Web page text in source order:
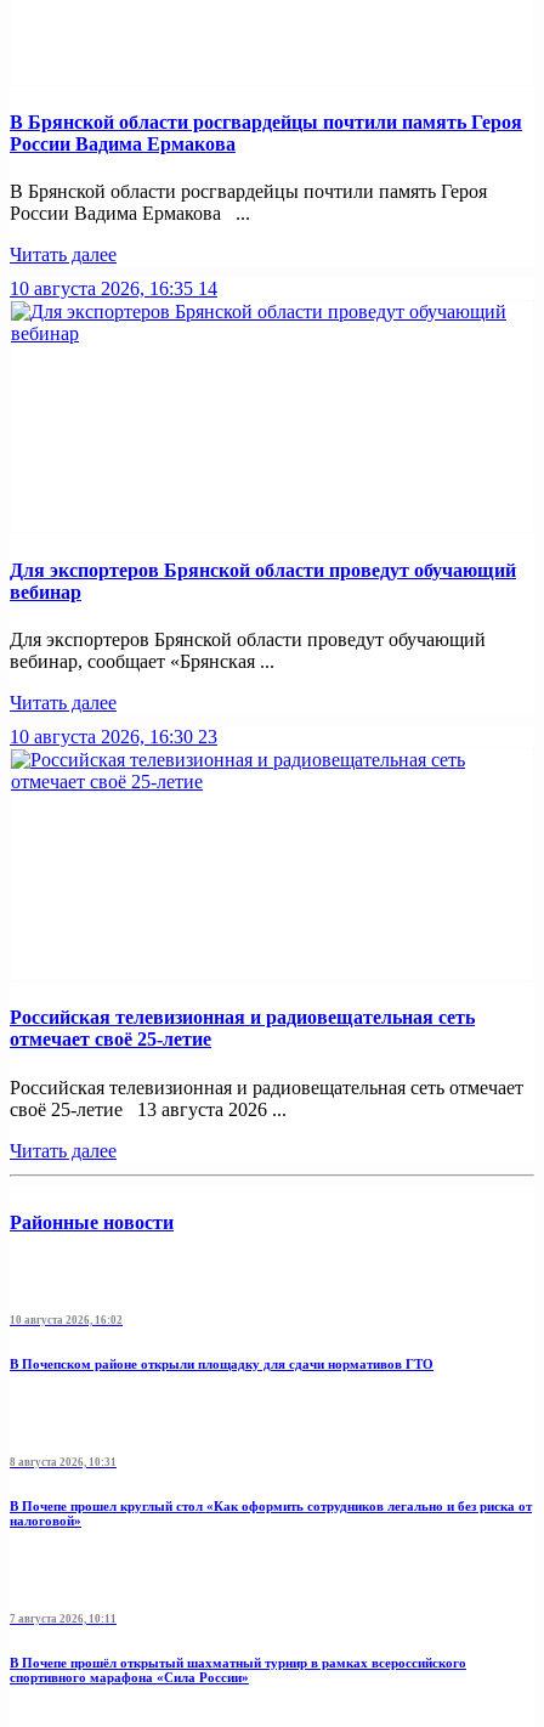
В Брянской области росгвардейцы почтили память Героя
России Вадима Ермакова
В Брянской области росгвардейцы почтили память Героя
России Вадима Ермакова ...
Читать далее
10 августа 2026, 16:35 14
Для экспортеров Брянской области проведут обучающий
вебинар
Для экспортеров Брянской области проведут обучающий
вебинар, сообщает «Брянская ...
Читать далее
10 августа 2026, 16:30 23
Российская телевизионная и радиовещательная сеть
отмечает своё 25-летие
Российская телевизионная и радиовещательная сеть отмечает
своё 25-летие 13 августа 2026 ...
Читать далее
Районные новости
10 августа 2026, 16:02
В Почепском районе открыли площадку для сдачи нормативов ГТО
8 августа 2026, 10:31
В Почепе прошел круглый стол «Как оформить сотрудников легально и без риска от
налоговой»
7 августа 2026, 10:11
В Почепе прошёл открытый шахматный турнир в рамках всероссийского
спортивного марафона «Сила России»